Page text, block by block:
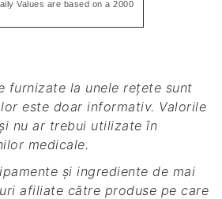
Values are based on a 2000
este doar informativ. Valorile
nu ar trebui utilizate în
medicale.
afiliate către produse pe care